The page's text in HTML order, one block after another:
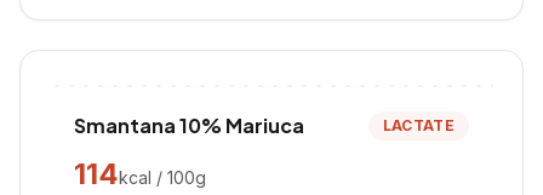
Smantana 10% Mariuca LACTATE
114kcal / 100g